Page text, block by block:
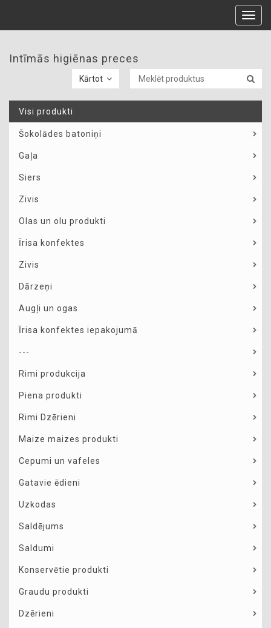
Intīmās higiēnas preces
Kārtot
Visi produkti
Šokolādes batoniņi
Gaļa
Siers
Zivis
Olas un olu produkti
Īrisa konfektes
Zivis
Dārzeņi
Augļi un ogas
Īrisa konfektes iepakojumā
---
Rimi produkcija
Piena produkti
Rimi Dzērieni
Maize maizes produkti
Cepumi un vafeles
Gatavie ēdieni
Uzkodas
Saldējums
Saldumi
Konservētie produkti
Graudu produkti
Dzērieni